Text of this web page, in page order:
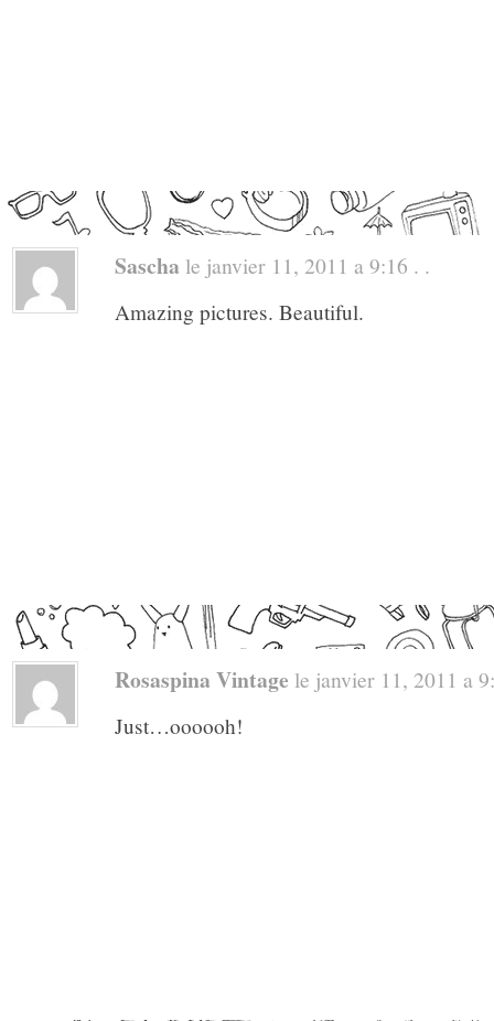
Sascha le janvier 11, 2011 a 9:16 . .
Amazing pictures. Beautiful.
Rosaspina Vintage le janvier 11, 2011 a
Just…oooooh!